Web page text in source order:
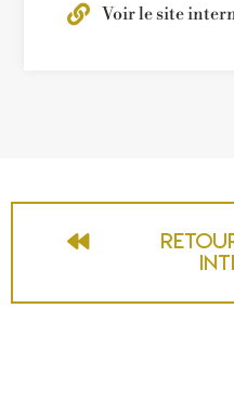
Voir le site